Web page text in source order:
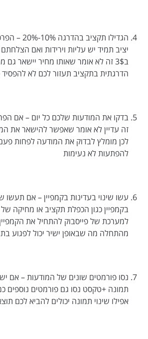
הגדילו
יציב תמיד יש עליות וירידות ואם
ב3$ זה לא אומר שאותו מחיר יישאר גם
הדרגתית בתקציב תעזור לכם לא להפסיד
בדקו את המודעות שלכם כל יום – אם
זה עדיין לא אומר שאפשר להישאר את
לכן מומלץ לבדוק את המודעה לפחות
להפתעות לא נעימות
עשו שינוי בעדינות בקמפיין – אם תעשו
בקמפיין כגון הכפלת תקציב או מחיקה
למערכת של פייסבוק להתחיל את הקמפיין
מהתחלה מה שבאופן ישיר יכול לפגוע
נסו פורמטים שונים של המודעות – אם
תמונה +טקסט נסו גם פורמטים נוספים
אפילו שינוי תמונה יכולים להביא לכם